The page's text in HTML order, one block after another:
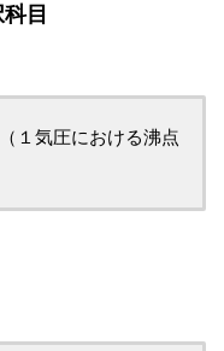
目
１気圧における沸点